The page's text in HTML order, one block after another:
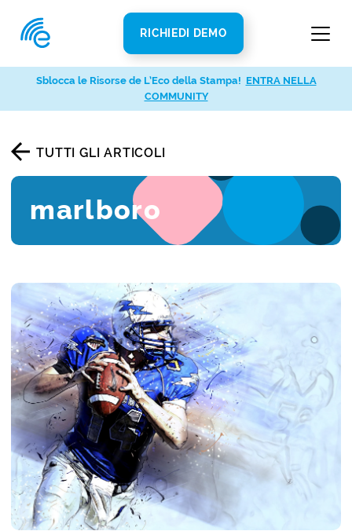
RICHIEDI DEMO
TUTTI GLI ARTICOLI
marlboro
Sblocca le Risorse de L’Eco della Stampa! ENTRA NELLA
COMMUNITY